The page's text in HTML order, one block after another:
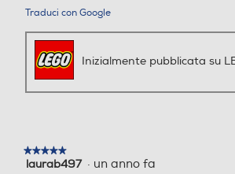
Traduci con Google
Inizialmente pubblicata su
★★★★★
★★★★★
5laurab497 · un anno fa